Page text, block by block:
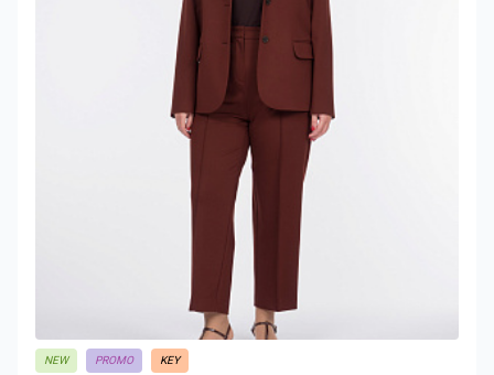
NEW PROMO KEY